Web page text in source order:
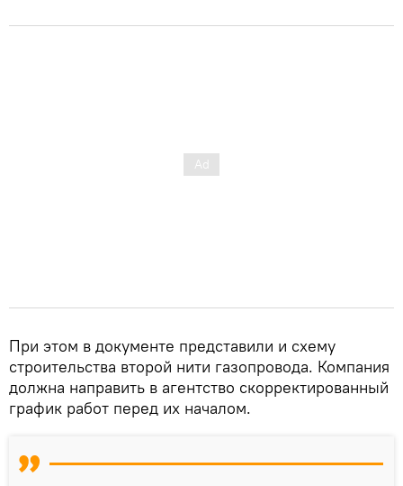
При этом в документе представили и схему
строительства второй нити газопровода. Компания
должна направить в агентство скорректированный
график работ перед их началом.